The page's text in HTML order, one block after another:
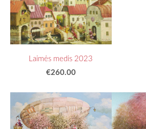
Laimės medis 2023
€260.00